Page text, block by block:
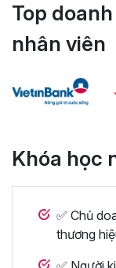
Top
nhân viên
Khóa học
✅ Chủ
thương